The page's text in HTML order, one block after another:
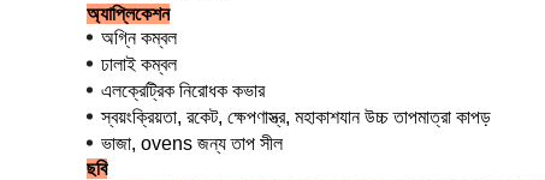
অ্যাপ্লিকেশন
অগ্নি কম্বল
ঢালাই কম্বল
এলক্রেট্রিক নিরোধক কভার
স্বয়ংক্রিয়তা, রকেট, ক্ষেপণাস্ত্র, মহাকাশযান উচ্চ তাপমাত্রা কাপড়
ভাজা, ovens জন্য তাপ সীল
ছবি